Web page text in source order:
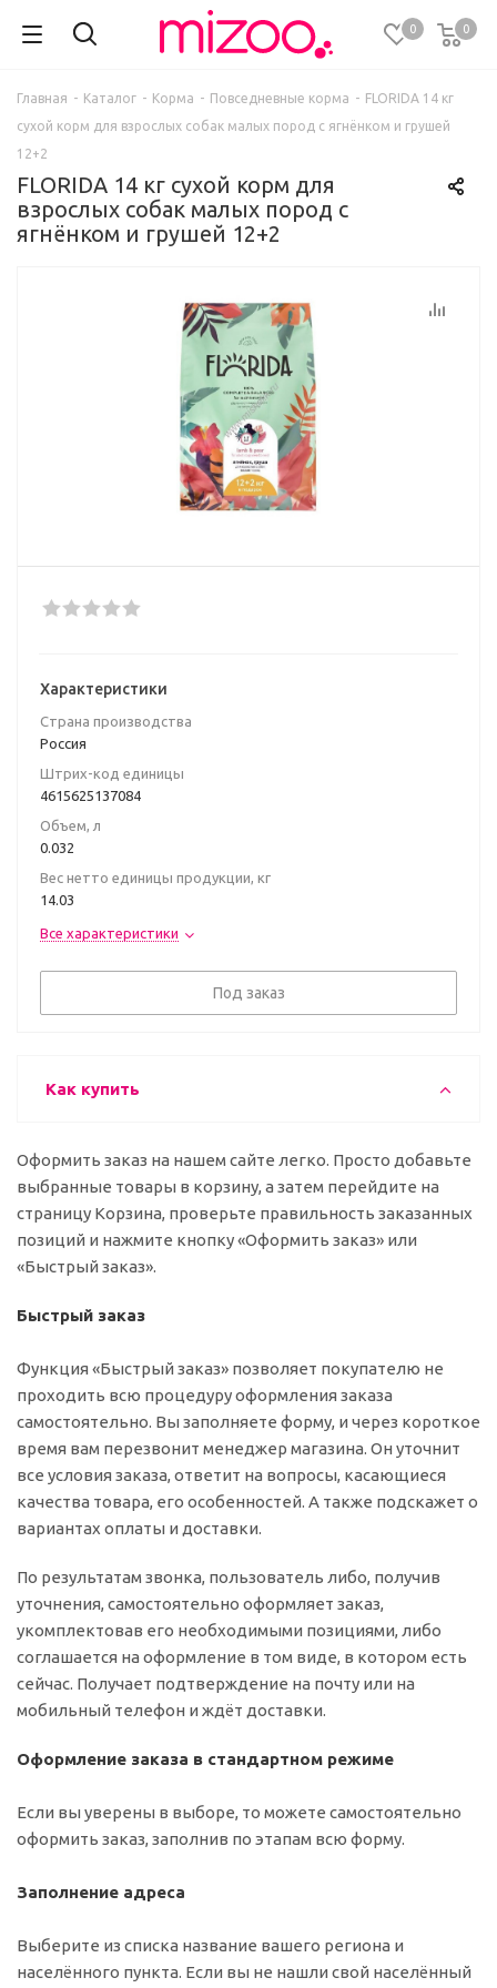
0 0
Главная - Каталог - Корма - Повседневные корма - FLORIDA 14 кг
сухой корм для взрослых собак малых пород с ягнёнком и грушей
12+2
FLORIDA 14 кг сухой корм для
взрослых собак малых пород с
ягнёнком и грушей 12+2
Характеристики
Страна производства
Poccия
Штрих-код единицы
4615625137084
Объем, л
0.032
Вес нетто единицы продукции, кг
14.03
Все характеристики
Под заказ
Как купить
Оформить заказ на нашем сайте легко. Просто добавьте
выбранные товары в корзину, а затем перейдите на
страницу Корзина, проверьте правильность заказанных
позиций и нажмите кнопку «Оформить заказ» или
«Быстрый заказ».
Быстрый заказ
Функция «Быстрый заказ» позволяет покупателю не
проходить всю процедуру оформления заказа
самостоятельно. Вы заполняете форму, и через короткое
время вам перезвонит менеджер магазина. Он уточнит
все условия заказа, ответит на вопросы, касающиеся
качества товара, его особенностей. А также подскажет о
вариантах оплаты и доставки.
По результатам звонка, пользователь либо, получив
уточнения, самостоятельно оформляет заказ,
укомплектовав его необходимыми позициями, либо
соглашается на оформление в том виде, в котором есть
сейчас. Получает подтверждение на почту или на
мобильный телефон и ждёт доставки.
Оформление заказа в стандартном режиме
Если вы уверены в выборе, то можете самостоятельно
оформить заказ, заполнив по этапам всю форму.
Заполнение адреса
Выберите из списка название вашего региона и
населённого пункта. Если вы не нашли свой населённый